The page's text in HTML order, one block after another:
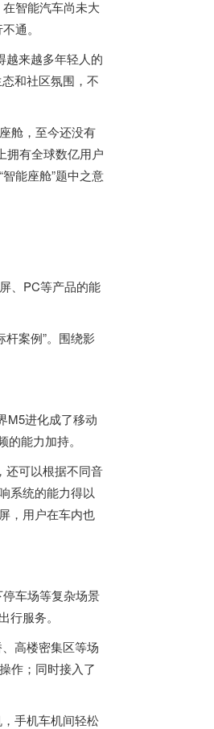
智能汽车尚未大
通。
越来越多年轻人的
和社区氛围，不
舱，至今还没有
拥有全球数亿用户
能座舱”题中之意
、PC等产品的能
案例”。围绕影
M5进化成了移动
能力加持。
还可以根据不同音
系统的能力得以
，用户在车内也
车场等复杂场景
服务。
高楼密集区等场
作；同时接入了
手机车机间轻松